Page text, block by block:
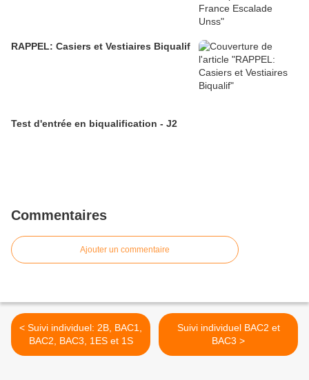
RAPPEL: Casiers et Vestiaires Biqualif
Test d'entrée en biqualification - J2
Commentaires
Ajouter un commentaire
< Suivi individuel: 2B, BAC1,
BAC2, BAC3, 1ES et 1S
Suivi individuel BAC2 et
BAC3 >